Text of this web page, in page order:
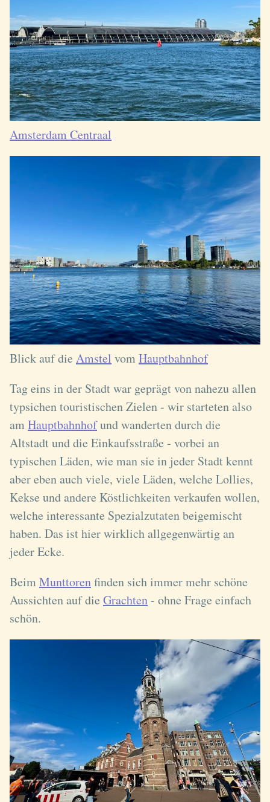
Amsterdam Centraal
Blick auf die Amstel vomHauptbahnhof
Tag eins in der Stadt war geprägt von nahezu allen
typsichen touristischen Zielen - wir starteten also
amHauptbahnhofund wanderten durch die
Altstadt und die Einkaufsstraße - vorbei an
typischen Läden, wie man sie in jeder Stadt kennt
aber eben auch viele, viele Läden, welche Lollies,
Kekse und andere Köstlichkeiten verkaufen wollen,
welche interessante Spezialzutaten beigemischt
haben. Das ist hier wirklich allgegenwärtig an
jeder Ecke.
BeimMunttorenfinden sich immer mehr schöne
Aussichten auf die Grachten- ohne Frage einfach
schön.